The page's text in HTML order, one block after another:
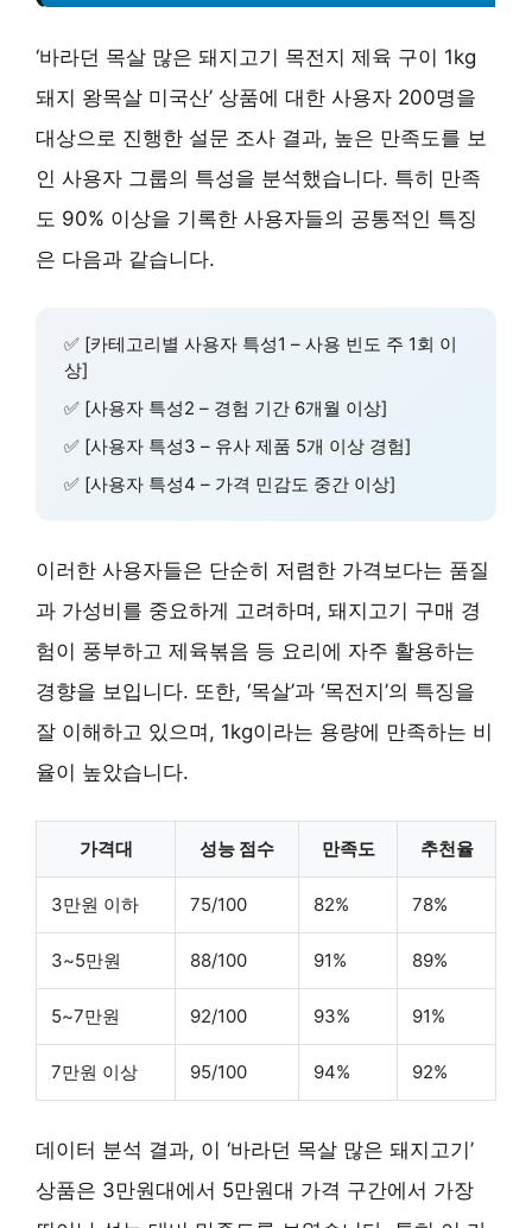
‘바라던 목살 많은 돼지고기 목전지 제육 구이 1kg
돼지 왕목살 미국산’ 상품에 대한 사용자 200명을
대상으로 진행한 설문 조사 결과, 높은 만족도를 보
인 사용자 그룹의 특성을 분석했습니다. 특히 만족
도 90% 이상을 기록한 사용자들의 공통적인 특징
은 다음과 같습니다.
✅ [카테고리별 사용자 특성1 – 사용 빈도 주 1회 이
상]
✅ [사용자 특성2 – 경험 기간 6개월 이상]
✅ [사용자 특성3 – 유사 제품 5개 이상 경험]
✅ [사용자 특성4 – 가격 민감도 중간 이상]
이러한 사용자들은 단순히 저렴한 가격보다는 품질
과 가성비를 중요하게 고려하며, 돼지고기 구매 경
험이 풍부하고 제육볶음 등 요리에 자주 활용하는
경향을 보입니다. 또한, ‘목살’과 ‘목전지’의 특징을
잘 이해하고 있으며, 1kg이라는 용량에 만족하는 비
율이 높았습니다.
가격대 성능 점수 만족도 추천율
3만원 이하 75/100 82% 78%
3~5만원 88/100 91% 89%
5~7만원 92/100 93% 91%
7만원 이상 95/100 94% 92%
데이터 분석 결과, 이 ‘바라던 목살 많은 돼지고기’
상품은 3만원대에서 5만원대 가격 구간에서 가장